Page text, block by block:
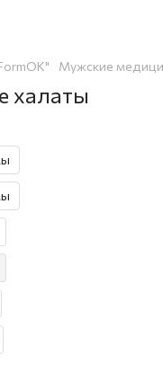
Мужские
халаты